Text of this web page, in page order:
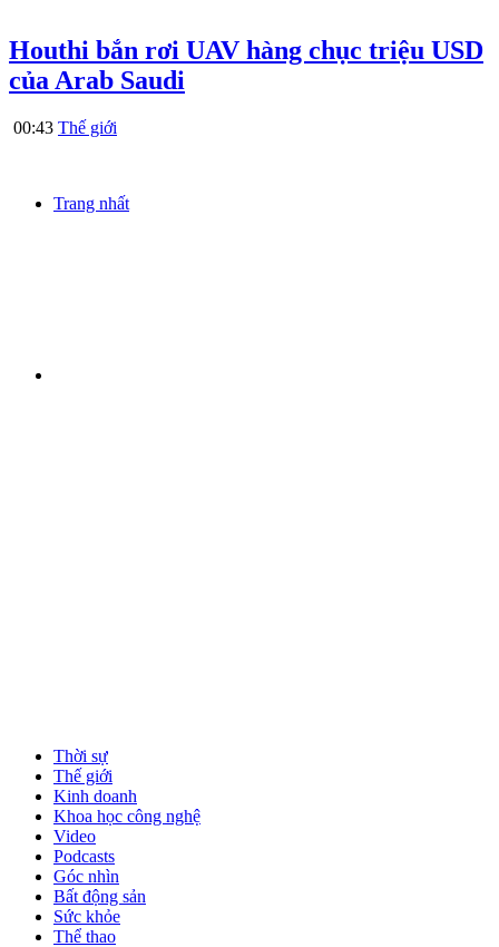
Houthi bắn rơi UAV hàng chục triệu USD
của Arab Saudi
00:43 Thế giới
Trang nhất
Thời sự
Thế giới
Kinh doanh
Khoa học công nghệ
Video
Podcasts
Góc nhìn
Bất động sản
Sức khỏe
Thể thao